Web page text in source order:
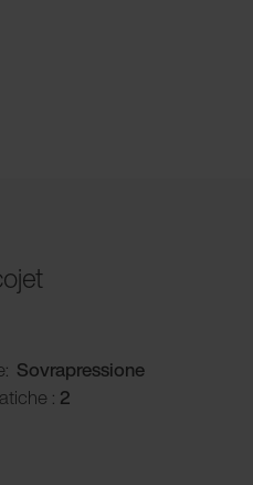
Sovrapressione
: 2